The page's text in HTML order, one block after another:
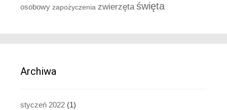
osobowy zapożyczenia zwierzęta święta
Archiwa
styczeń 2022 (1)